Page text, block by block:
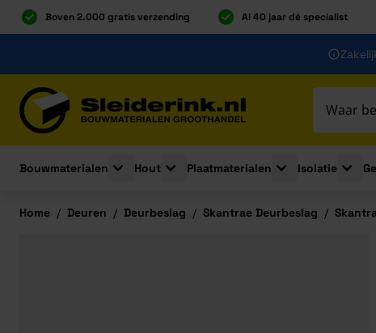
Boven 2.000 gratis verzending Al 40 jaar dé specialist
Bouwmaterialen
Toggle submenu for Bouwmaterialen
Hout
Toggle submenu for Hout
Plaatmaterialen
Toggle submenu
Isolatie
Home / Deuren / Deurbeslag / Skantrae Deurbeslag /